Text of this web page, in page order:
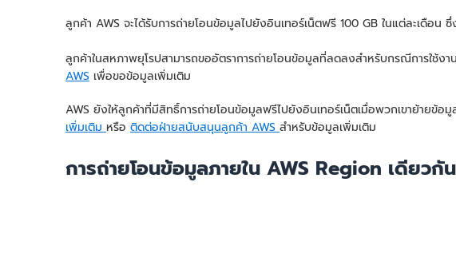
ลูกค้า AWS จะได้รับการถ่ายโอนข้อมูลไปยังอินเทอร์เน็ตฟรี 100 GB ในแต่ละเดือ
ลูกค้าในสหภาพยุโรปสามารถขออัตราการถ่ายโอนข้อมูลที่ลดลงสำหรับกรณีการใ
AWS เพื่อขอข้อมูลเพิ่มเติม
AWS ยังให้ลูกค้าที่มีสิทธิ์การถ่ายโอนข้อมูลฟรีไปยังอินเทอร์เน็ตเมื่อพวกเขาย้ายข้
เพิ่มเติม หรือ ติดต่อฝ่ายสนับสนุนลูกค้า AWS สำหรับข้อมูลเพิ่มเติม
การถ่ายโอนข้อมูลภายใน AWS Region เดียวกัน